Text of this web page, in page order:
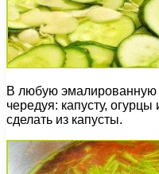
В любую эмалированную
чередуя: капусту,
сделать из капусты.